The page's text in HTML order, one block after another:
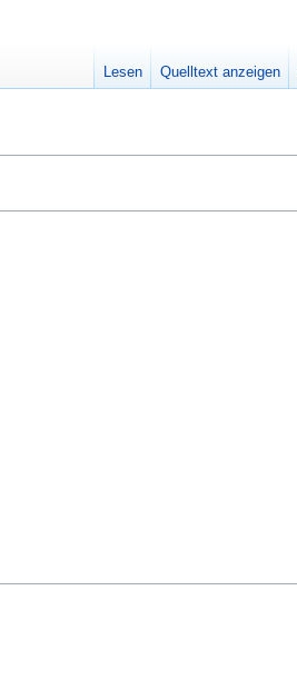
Lesen Quelltext anzeigen